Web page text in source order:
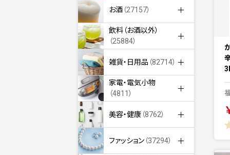
お酒 （27157）
飲料（お酒以外）
（25884）
雑貨・日用品 （82714）
家電・電気小物
（4811）
美容・健康 （8762）
ファッション （37294）